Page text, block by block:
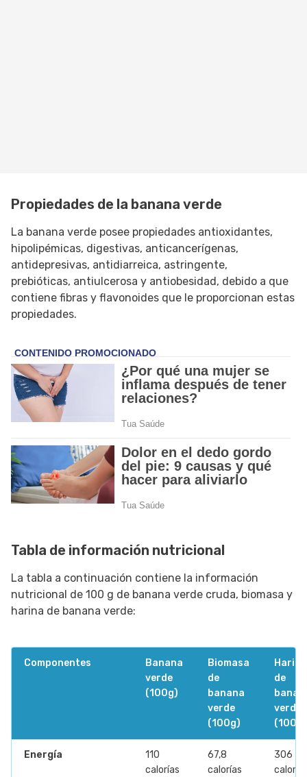
Propiedades de la banana verde
La banana verde posee propiedades antioxidantes,
hipolipémicas, digestivas, anticancerígenas,
antidepresivas, antidiarreica, astringente,
prebióticas, antiulcerosa y antiobesidad, debido a que
contiene fibras y flavonoides que le proporcionan estas
propiedades.
Tabla de información nutricional
La tabla a continuación contiene la información
nutricional de 100 g de banana verde cruda, biomasa y
harina de banana verde:
Componentes
Banana
verde
(100g)
Biomasa
de
banana
verde
(100g)
Harina
de
verde
(100g)
Energía
110
calorías
67,8
calorías
306